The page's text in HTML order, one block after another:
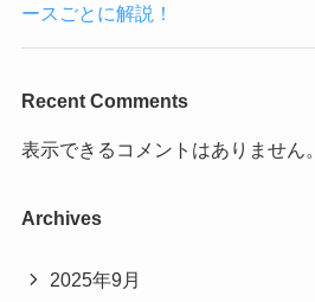
ースごとに解説！
Recent Comments
表示できるコメントはありません。
Archives
2025年9月